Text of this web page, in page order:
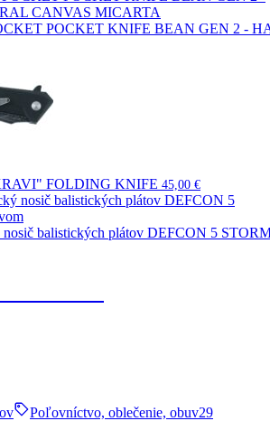
POCKET KNIFE BEAN GEN 2 -
FOLDING KNIFE 45,00 €
balistických plátov DEFCON 5
Poľovníctvo, oblečenie, obuv29